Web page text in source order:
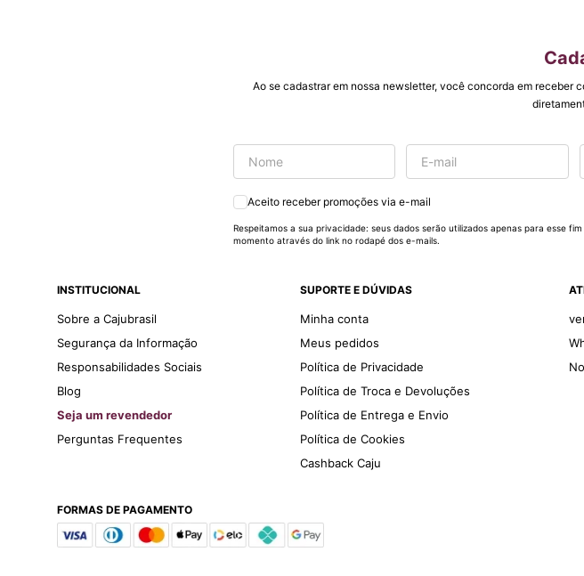
Ao se cadastrar em nossa newsletter, você concorda em receber
Aceito receber promoções via e-mail
Respeitamos a sua privacidade: seus dados serão utilizados apenas para esse
momento através do link no rodapé dos e-mails.
INSTITUCIONAL
Sobre a Cajubrasil
Segurança da Informação
Responsabilidades Sociais
Blog
Seja um revendedor
Perguntas Frequentes
SUPORTE E DÚVIDAS
Minha conta
Meus pedidos
Política de Privacidade
Política de Troca e Devoluções
Política de Entrega e Envio
Política de Cookies
Cashback Caju
FORMAS DE PAGAMENTO